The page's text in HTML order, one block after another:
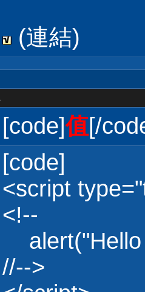
(連結)
[code]值[/
[code]
<script
<!--
alert("Hello
//-->